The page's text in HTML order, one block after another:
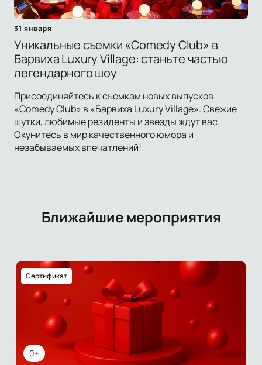
31 января
Уникальные съемки «Comedy Club» в
Барвиха Luxury Village: станьте частью
легендарного шоу
Присоединяйтесь к съемкам новых выпусков
«Comedy Club» в «Барвиха Luxury Village». Свежие
шутки, любимые резиденты и звезды ждут вас.
Окунитесь в мир качественного юмора и
незабываемых впечатлений!
Ближайшие мероприятия
0+
Сертификат